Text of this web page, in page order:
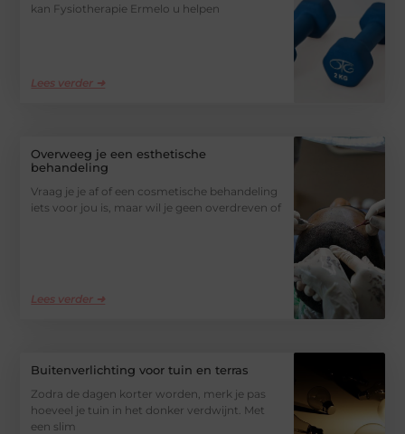
kan Fysiotherapie Ermelo u helpen
Lees verder ➜
Overweeg je een esthetische
behandeling
Vraag je je af of een cosmetische behandeling
iets voor jou is, maar wil je geen overdreven of
Lees verder ➜
Buitenverlichting voor tuin en terras
Zodra de dagen korter worden, merk je pas
hoeveel je tuin in het donker verdwijnt. Met
een slim